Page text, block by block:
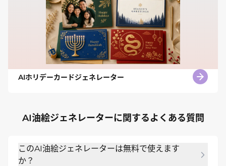
AIホリデーカードジェネレーター
AI油絵ジェネレーターに関するよくある質問
このAI油絵ジェネレーターは無料で使えます
か？